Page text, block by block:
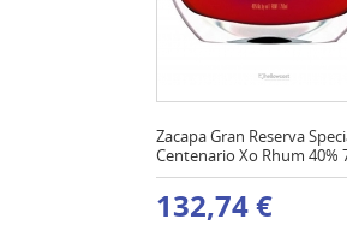
Zacapa Gran Reserva
Centenario Xo Rhum 40%
132,74 €